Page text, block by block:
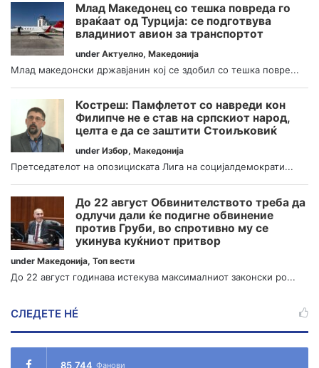
Млад Македонец со тешка повреда го
враќаат од Турција: се подготвува
владиниот авион за транспортот
under Актуелно, Македонија
Млад македонски државјанин кој се здобил со тешка повре...
Костреш: Памфлетот со навреди кон
Филипче не е став на српскиот народ,
целта е да се заштити Стоиљковиќ
under Избор, Македонија
Претседателот на опозициската Лига на социјалдемократи...
До 22 август Обвинителството треба да
одлучи дали ќе подигне обвинение
против Груби, во спротивно му се
укинува куќниот притвор
under Македонија, Топ вести
До 22 август годинава истекува максималниот законски ро...
СЛЕДЕТЕ НÉ
85,744 Фанови